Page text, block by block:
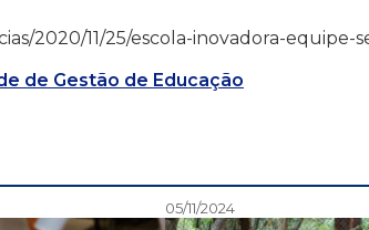
2020/11/25/escola-inovadora-
de Gestão de Educação
05/11/2024